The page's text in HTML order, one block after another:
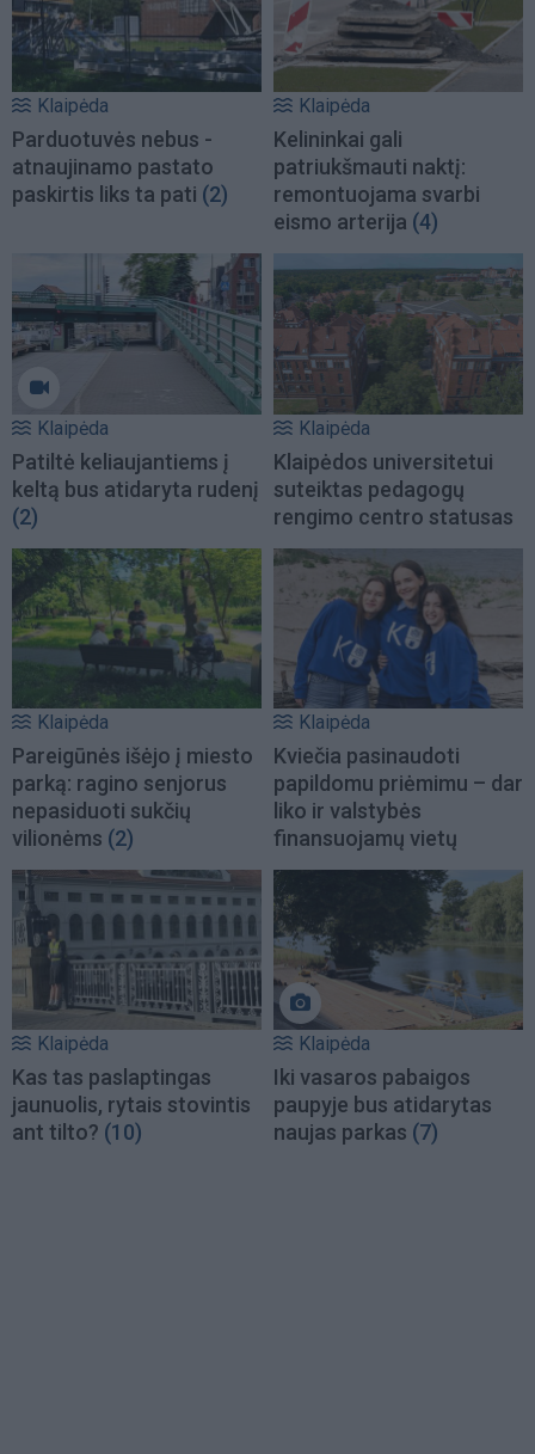
Klaipėda
Parduotuvės nebus -
atnaujinamo pastato
paskirtis liks ta pati (2)
Klaipėda
Kelininkai gali
patriukšmauti naktį:
remontuojama svarbi
eismo arterija (4)
Klaipėda
Patiltė keliaujantiems į
keltą bus atidaryta rudenį
(2)
Klaipėda
Klaipėdos universitetui
suteiktas pedagogų
rengimo centro statusas
Klaipėda
Pareigūnės išėjo į miesto
parką: ragino senjorus
nepasiduoti sukčių
vilionėms (2)
Klaipėda
Kviečia pasinaudoti
papildomu priėmimu – dar
liko ir valstybės
finansuojamų vietų
Klaipėda
Kas tas paslaptingas
jaunuolis, rytais stovintis
ant tilto? (10)
Klaipėda
Iki vasaros pabaigos
paupyje bus atidarytas
naujas parkas (7)